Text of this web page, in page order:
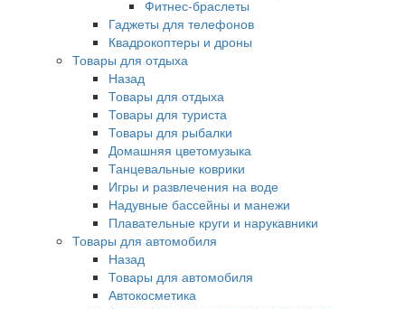
Фитнес-браслеты
Гаджеты для телефонов
Квадрокоптеры и дроны
Товары для отдыха
Назад
Товары для отдыха
Товары для туриста
Товары для рыбалки
Домашняя цветомузыка
Танцевальные коврики
Игры и развлечения на воде
Надувные бассейны и манежи
Плавательные круги и нарукавники
Товары для автомобиля
Назад
Товары для автомобиля
Автокосметика